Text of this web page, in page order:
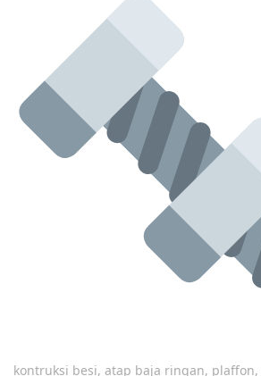
kontruksi besi, atap baja ringan,